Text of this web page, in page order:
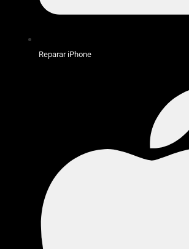
Reparar iPhone